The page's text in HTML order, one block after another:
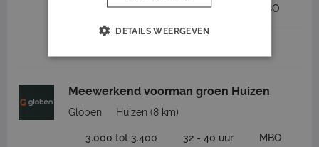
2.600 tot 2.900 32 - 40 uur MBO
Meewerkend voorman groen Huizen
Globen Huizen (8 km)
3.000 tot 3.400 32 - 40 uur
MBO
DETAILS WEERGEVEN